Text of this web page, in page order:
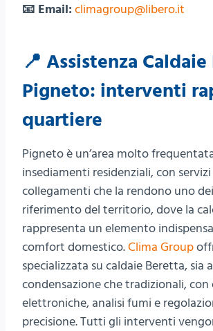
📧 Email: climagroup@libero.it
📍 Assistenza
Pigneto: interventi
quartiere
Pigneto è un’area molto
insediamenti residenziali, con
collegamenti che la rendono uno
riferimento del territorio, dove la
rappresenta un elemento
comfort domestico.Clima Group
specializzata su caldaie Beretta, sia a
condensazione che tradizionali, con
elettroniche, analisi fumi e
precisione. Tutti gli interventi